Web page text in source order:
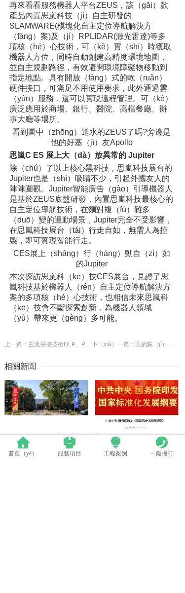
再來看看服務機器人平台ZEUS，該（gāi）款
產品內置思嵐科技（jì）自主研發的
SLAMWARE(模塊化自主定位導航解決方
（fāng）案)及（jí）RPLIDAR(激光雷達)等多
項核（hé）心技術，可（kě）實（shí）時獲取
機器人方位，同時自動創建高精度環境地圖，
並自主規劃路徑，有效避開環境障礙物移動到
指定地點。具有開放（fàng）式的軟（ruǎn）
硬件接口，可滿足不用使用要求，此外通過雲
（yún）服務，還可以實現遠程管理。可（kě）
廣泛應用於商場、銀行、醫院、高檔餐廳、辦
事大廳等場所。
看到圖中（zhōng）送水的ZEUS了嗎?旁邊是
他的好基（jī）友Apollo
思嵐C ES 展上大（dà）放異常的 Jupiter
除（chú）了以上核心黑科技，思嵐科技展台的
Jupiter也是（shì）吸睛不少，引起外國友人的
陣陣圍觀。Jupiter智能廣告（gào）引導機器人
是基於ZEUS底盤研發，內置思嵐科技最核心的
自主定位導航技術，在麵對複（fù）雜多
（duō）變的運動場景，Jupiter完全不受影響，
在思嵐科技展台（tái）行走自如，無需人為控
製，即可實現智能行走。
CES展上（shàng）行（háng）動自（zì）如
的Jupiter
本次探訪思嵐科（kē）技CES展台，見證了思
嵐科技基於機器人（rén）自主定位導航解決方
案的多項核（hé）心技術，也相信未來思嵐科
（kē）技會不斷探索創新，為機器人領域
（yù）帶來更（gèng）多可能。
上一篇：主流拚接技術DLP、PDP、LCD液晶的優缺點（diǎn） 下（xià）一篇：美的集（jí）成（chéng）吊頂好不（bú）好 安裝集成吊頂的注意事項
相關新聞
首頁（yè） 服務項目 工程案例 一鍵撥打